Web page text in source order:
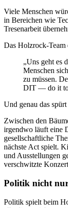
Viele Menschen
in Bereichen wie
Tresenarbeit
Das Holzrock-Team
„Uns geht es
Menschen
zu müssen.
DIT — do it
Und genau das
Zwischen den
irgendwo läuft eine
gesellschaftliche
nächste Act spielt.
und Ausstellungen
verschwitzte
Politik nicht
Politik spielt beim